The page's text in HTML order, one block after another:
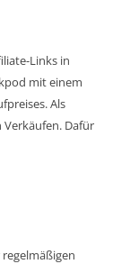
Links in
mit einem
Als
Dafür